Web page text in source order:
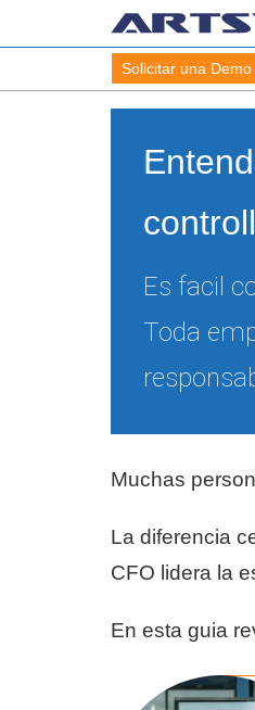
Solicitar una Demo
Es facil
Toda
Muchas
La diferencia
CFO lidera la
En esta guia